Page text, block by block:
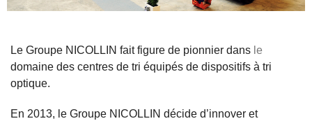
Le Groupe NICOLLIN fait figure de pionnier dans le
domaine des centres de tri équipés de dispositifs à tri
optique.
En 2013, le Groupe NICOLLIN décide d’innover et